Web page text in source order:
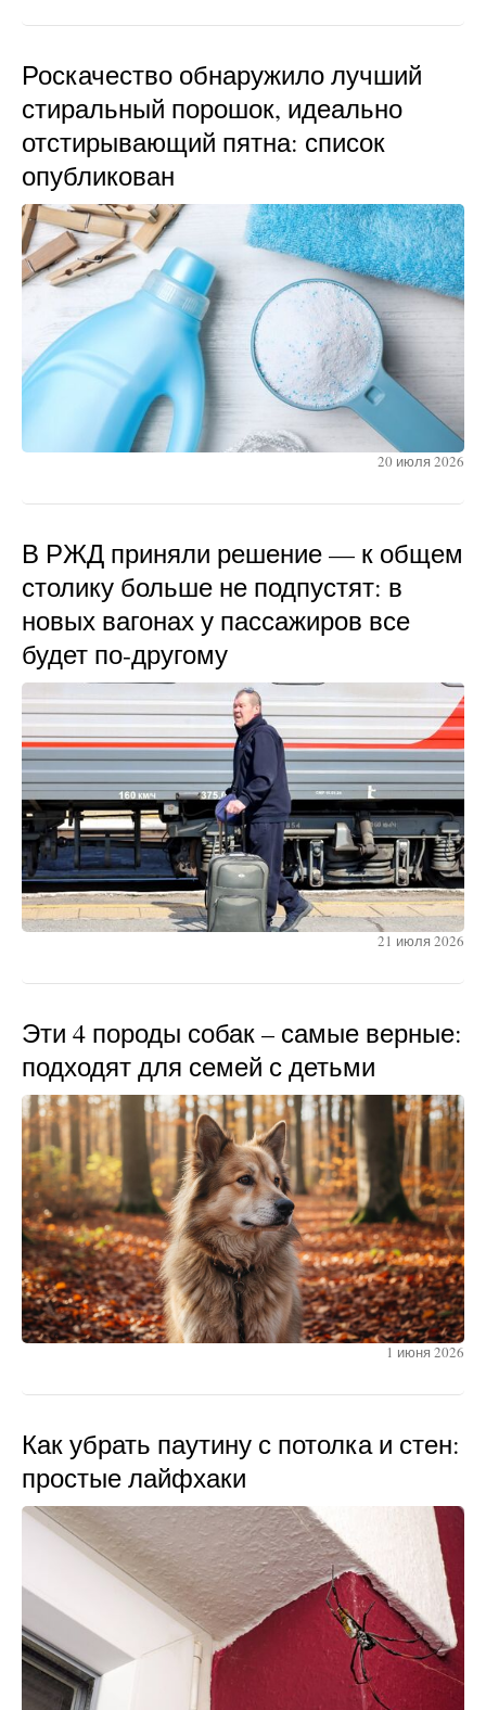
Роскачество обнаружило лучший
стиральный порошок, идеально
отстирывающий пятна: список
опубликован
20 июля 2026
В РЖД приняли решение — к общем
столику больше не подпустят: в
новых вагонах у пассажиров все
будет по-другому
21 июля 2026
Эти 4 породы собак – самые верные:
подходят для семей с детьми
1 июня 2026
Как убрать паутину с потолка и стен:
простые лайфхаки